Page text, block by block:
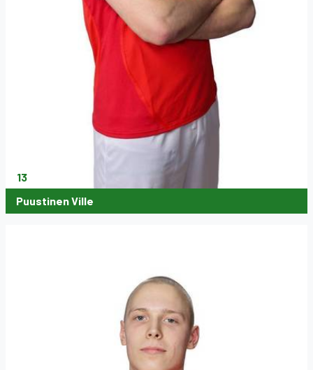
13
Puustinen Ville